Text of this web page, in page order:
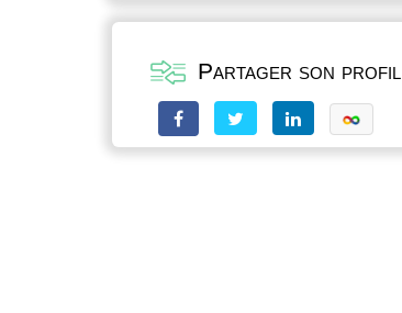
Partager son profil